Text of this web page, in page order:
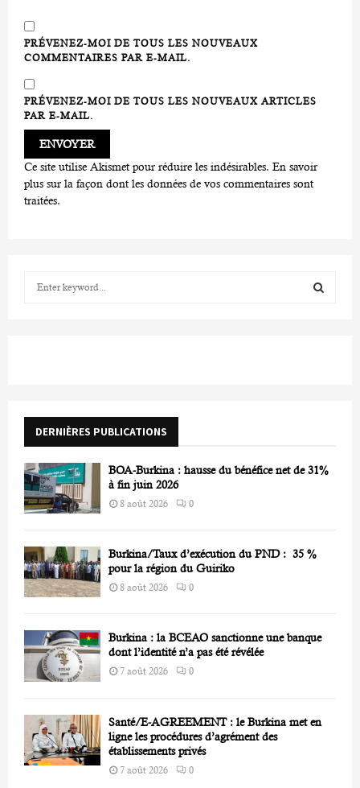
PRÉVENEZ-MOI DE TOUS LES NOUVEAUX
COMMENTAIRES PAR E-MAIL.
PRÉVENEZ-MOI DE TOUS LES NOUVEAUX ARTICLES
PAR E-MAIL.
Ce site utilise Akismet pour réduire les indésirables. En savoir
plus sur la façon dont les données de vos commentaires sont
traitées.
r
DERNIÈRES PUBLICATIONS
BOA-Burkina : hausse du bénéfice net de 31%
à fin juin 2026
8 août 2026 0
Burkina/Taux d’exécution du PND : 35 %
pour la région du Guiriko
8 août 2026 0
Burkina : la BCEAO sanctionne une banque
dont l’identité n’a pas été révélée
7 août 2026 0
Santé/E-AGREEMENT : le Burkina met en
ligne les procédures d’agrément des
établissements privés
7 août 2026 0